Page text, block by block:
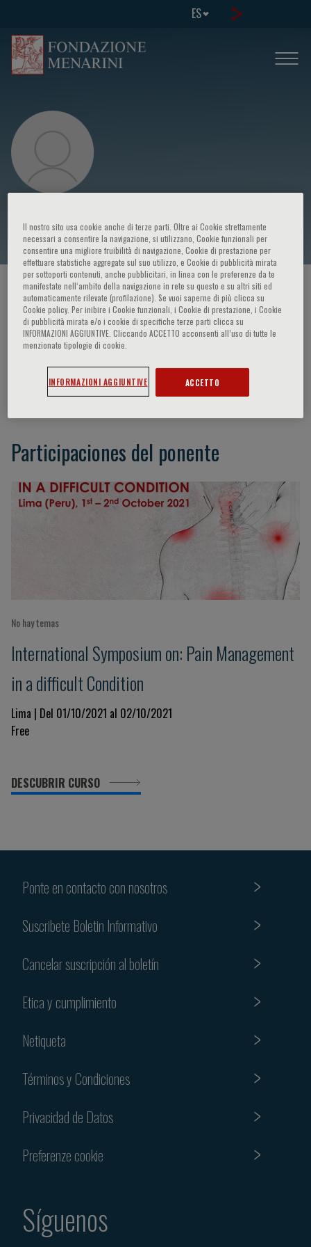
ES
Moises Charaja
HOME PAGE / CURSOS Y EVENTOS / ORADOR
Moises Charaja
Lima, Peru
Participaciones del ponente
No hay temas
International Symposium on: Pain Management
in a difficult Condition
Lima | Del 01/10/2021 al 02/10/2021
Free
DESCUBRIR CURSO
Ponte en contacto con nosotros
Suscribete Boletin Informativo
Cancelar suscripción al boletín
Etica y cumplimiento
Netiqueta
Términos y Condiciones
Privacidad de Datos
Preferenze cookie
Síguenos
Il nostro sito usa cookie anche di terze parti. Oltre ai Cookie strettamente
necessari a consentire la navigazione, si utilizzano, Cookie funzionali per
consentire una migliore fruibilità di navigazione, Cookie di prestazione per
effettuare statistiche aggregate sul suo utilizzo, e Cookie di pubblicità mirata
per sottoporti contenuti, anche pubblicitari, in linea con le preferenze da te
manifestate nell‘ambito della navigazione in rete su questo e su altri siti ed
automaticamente rilevate (profilazione). Se vuoi saperne di più clicca su
Cookie policy. Per inibire i Cookie funzionali, i Cookie di prestazione, i Cookie
di pubblicità mirata e/o i cookie di specifiche terze parti clicca su
INFORMAZIONI AGGIUNTIVE. Cliccando ACCETTO acconsenti all’uso di tutte le
menzionate tipologie di cookie.
INFORMAZIONI AGGIUNTIVE ACCETTO